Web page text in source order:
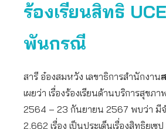
ร้องเรียนสิทธิ
พันกรณี
สารี อ๋องสมหวัง เลขาธิการสำนักงาน
เผยว่า เรื่องร้องเรียนด้านบริการสุขภ
2564 – 23 กันยายน 2567 พบว่า มี
2,662 เรื่อง เป็นประเด็นเรื่องสิทธิยูเซ